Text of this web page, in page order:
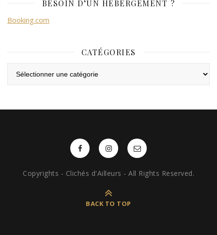
BESOIN D’UN HÉBERGEMENT ?
Booking.com
CATÉGORIES
Copyrights - Clichés d'Ailleurs - All Rights Reserved.
BACK TO TOP